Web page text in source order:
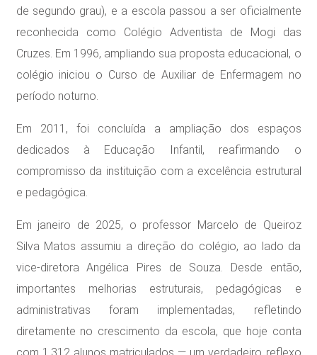
de segundo grau), e a escola passou a ser oficialmente
reconhecida como Colégio Adventista de Mogi das
Cruzes. Em 1996, ampliando sua proposta educacional, o
colégio iniciou o Curso de Auxiliar de Enfermagem no
período noturno.
Em 2011, foi concluída a ampliação dos espaços
dedicados à Educação Infantil, reafirmando o
compromisso da instituição com a excelência estrutural
e pedagógica.
Em janeiro de 2025, o professor Marcelo de Queiroz
Silva Matos assumiu a direção do colégio, ao lado da
vice-diretora Angélica Pires de Souza. Desde então,
importantes melhorias estruturais, pedagógicas e
administrativas foram implementadas, refletindo
diretamente no crescimento da escola, que hoje conta
com 1.312 alunos matriculados — um verdadeiro reflexo